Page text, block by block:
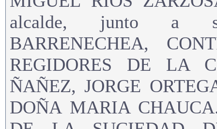
alcalde, junto a
BARRENECHEA,
REGIDORES DE LA
ÑAÑEZ, JORGE
DOÑA MARIA